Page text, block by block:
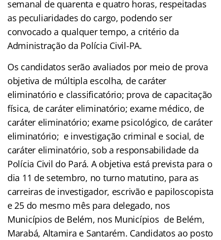
semanal de quarenta e quatro horas, respeitadas
as peculiaridades do cargo, podendo ser
convocado a qualquer tempo, a critério da
Administração da Polícia Civil-PA.
Os candidatos serão avaliados por meio de prova
objetiva de múltipla escolha, de caráter
eliminatório e classificatório; prova de capacitação
física, de caráter eliminatório; exame médico, de
caráter eliminatório; exame psicológico, de caráter
eliminatório; e investigação criminal e social, de
caráter eliminatório, sob a responsabilidade da
Polícia Civil do Pará. A objetiva está prevista para o
dia 11 de setembro, no turno matutino, para as
carreiras de investigador, escrivão e papiloscopista
e 25 do mesmo mês para delegado, nos
Municípios de Belém, nos Municípios de Belém,
Marabá, Altamira e Santarém. Candidatos ao posto